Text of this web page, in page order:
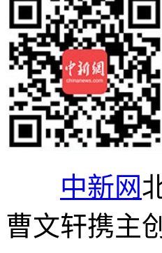
中新网
曹文轩携主